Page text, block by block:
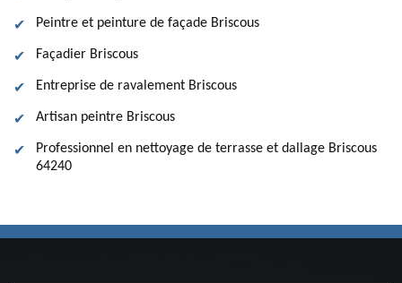
Peintre et peinture de façade Briscous
Façadier Briscous
Entreprise de ravalement Briscous
Artisan peintre Briscous
Professionnel en nettoyage de terrasse et dallage Briscous
64240